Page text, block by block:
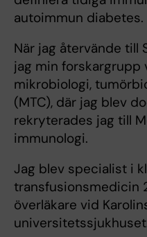
autoimmun diabetes.
När jag återvände till
jag min
mikrobiologi,
(MTC), där jag blev
rekryterades jag till
immunologi.
Jag blev specialist i
transfusionsmedicin
överläkare vid